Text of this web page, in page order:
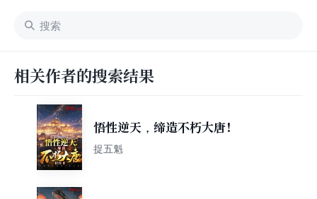
相关作者的搜索结果
悟性逆天，缔造不朽大唐！
捉五魁